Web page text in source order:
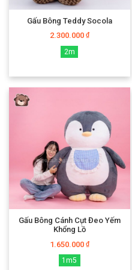
Những chú heo bông
Tại saogấu
được yêu
Giá thành không quá cao mà lại
hàng. Do vậy gấu bông giá rẻ
trở
Gấu Bông Teddy Socola
2.300.000 ₫
2m
Gấu Bông Cánh Cụt Đeo Yếm
Khổng Lồ
1.650.000 ₫
1m5